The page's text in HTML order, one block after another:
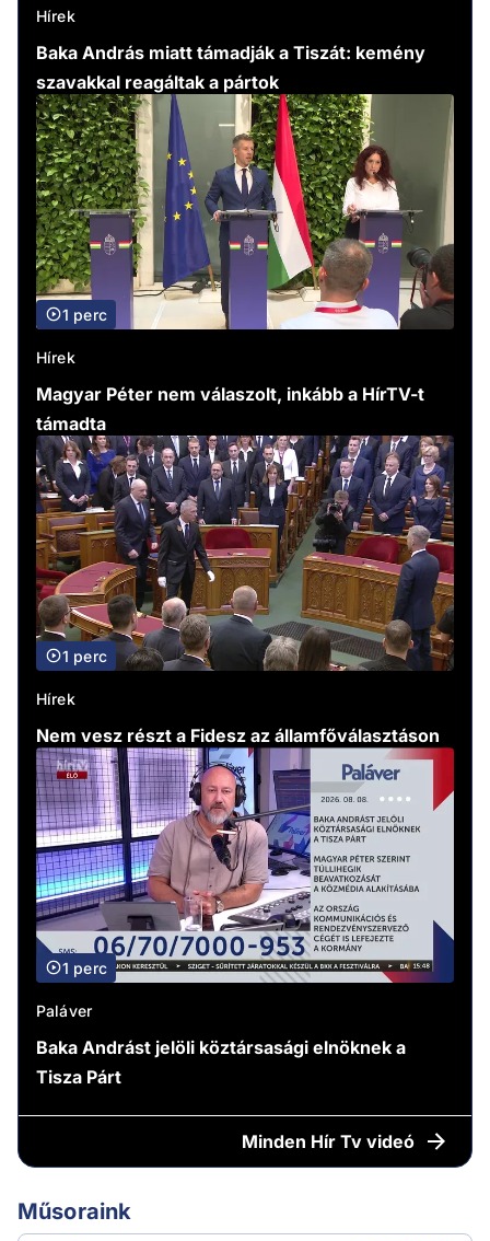
Hírek
Baka András miatt támadják a Tiszát: kemény
szavakkal reagáltak a pártok
1 perc
Hírek
Magyar Péter nem válaszolt, inkább a HírTV-t
támadta
1 perc
Hírek
Nem vesz részt a Fidesz az államfőválasztáson
1 perc
Paláver
Baka Andrást jelöli köztársasági elnöknek a
Tisza Párt
Minden Hír Tv videó
Műsoraink